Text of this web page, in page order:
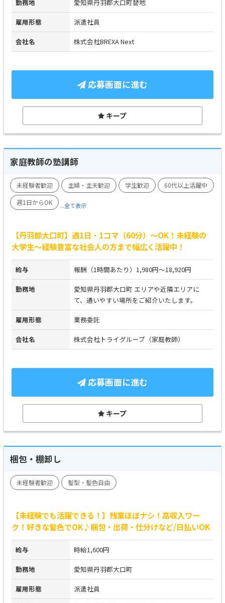
勤務地 愛知県丹羽郡大口町替地
雇用形態 派遣社員
会社名 株式会社BREXA Next
応募画面に進む
キープ
家庭教師の塾講師
未経験者歓迎 主婦・主夫歓迎 学生歓迎
60代以上活躍中
週1日からOK
...全て表示
【丹羽郡大口町】週1日・1コマ（60分）～OK！未経験の
大学生～経験豊富な社会人の方まで幅広く活躍中！
給与 報酬（1時間あたり）1,980円～18,920円
勤務地
愛知県丹羽郡大口町 エリアや近隣エリアに
て、通いやすい場所をご紹介いたします。
雇用形態 業務委託
会社名 株式会社トライグループ（家庭教師）
応募画面に進む
キープ
梱包・棚卸し
未経験者歓迎 髪型・髪色自由
【未経験でも活躍できる！】残業ほぼナシ！高収入ワー
ク！好きな髪色でOK♪梱包・出荷・仕分けなど/日払いOK
給与 時給1,600円
勤務地 愛知県丹羽郡大口町
雇用形態 派遣社員